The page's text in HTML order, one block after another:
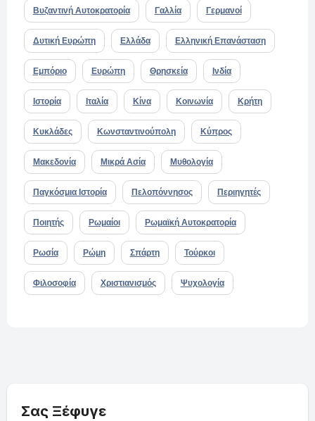
Βυζαντινή Αυτοκρατορία Γαλλία Γερμανοί
Δυτική Ευρώπη Ελλάδα Ελληνική Επανάσταση
Εμπόριο Ευρώπη Θρησκεία Ινδία
Ιστορία Ιταλία Κίνα Κοινωνία Κρήτη
Κυκλάδες Κωνσταντινούπολη Κύπρος
Μακεδονία Μικρά Ασία Μυθολογία
Παγκόσμια Ιστορία Πελοπόννησος Περιηγητές
Ποιητής Ρωμαίοι Ρωμαϊκή Αυτοκρατορία
Ρωσία Ρώμη Σπάρτη Τούρκοι
Φιλοσοφία Χριστιανισμός Ψυχολογία
Σας Ξέφυγε